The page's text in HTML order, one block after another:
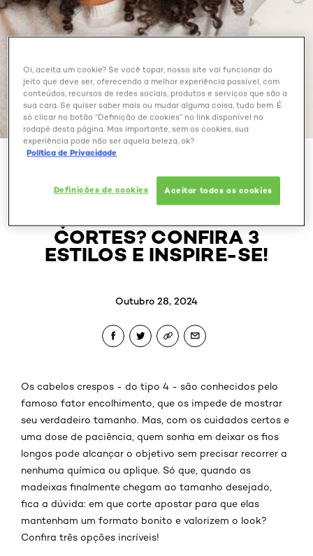
BELEZA EXTRAORDINÁRIA
CABELO CRESPO LONGO:
QUAIS OS MELHORES
CORTES? CONFIRA 3
ESTILOS E INSPIRE-SE!
Outubro 28, 2024
Os cabelos crespos - do tipo 4 - são conhecidos pelo
famoso fator encolhimento, que os impede de mostrar
seu verdadeiro tamanho. Mas, com os cuidados certos e
uma dose de paciência, quem sonha em deixar os fios
longos pode alcançar o objetivo sem precisar recorrer a
nenhuma química ou aplique. Só que, quando as
madeixas finalmente chegam ao tamanho desejado,
fica a dúvida: em que corte apostar para que elas
mantenham um formato bonito e valorizem o look?
Confira três opções incríveis!
Oi, aceita um cookie? Se você topar, nosso site vai funcionar do
jeito que deve ser, oferecendo a melhor experiência possível, com
conteúdos, recursos de redes sociais, produtos e serviços que são a
sua cara. Se quiser saber mais ou mudar alguma coisa, tudo bem. É
só clicar no botão “Definição de cookies” no link disponível no
rodapé desta página. Mas importante, sem os cookies, sua
experiência pode não ser aquela beleza, ok?
Política de Privacidade
Definições de cookies Aceitar todos os cookies